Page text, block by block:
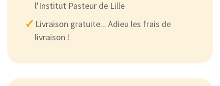
l'Institut Pasteur de Lille
Livraison gratuite... Adieu les frais de
livraison !